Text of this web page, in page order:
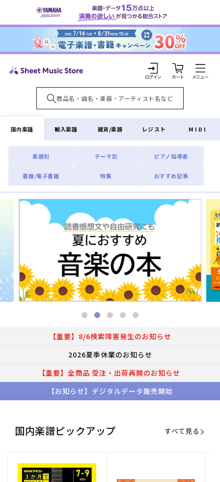
ンツに
ロ
グ
イ
ン
カ
ー
ト
国内楽譜
楽器別 テーマ別 ピアノ指導者
書籍/電子書籍 特集 おすすめ記事
輸入楽譜 雑貨/楽器 レジスト MIDI
【重要】8/6検索障害発生のお知らせ
2026夏季休業のお知らせ
【重要】全商品 受注・出荷再開のお知らせ
【お知らせ】デジタルデータ販売開始
国内楽譜ピックアップ すべて見る